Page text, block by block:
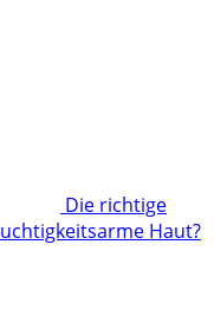
Die richtige
Haut?